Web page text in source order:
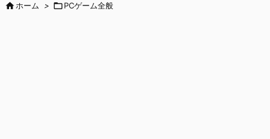
ホーム > PCゲーム全般